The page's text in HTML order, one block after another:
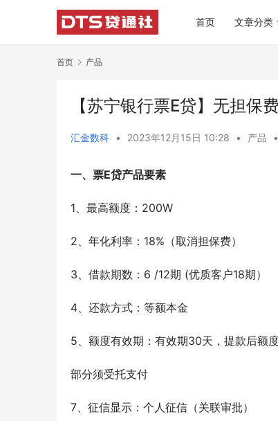
首页 文章分类
首页 产品
【苏宁银行票E贷】无担保
汇金数科 • 2023年12月15日 10:28 • 产品 •
一、票E贷产品要素
1、最高额度：200W
2、年化利率：18%（取消担保费）
3、借款期数：6 /12期 (优质客户18期）
4、还款方式：等额本金
5、额度有效期：有效期30天，提款后额
部分须受托支付
7、征信显示：个人征信（关联审批）